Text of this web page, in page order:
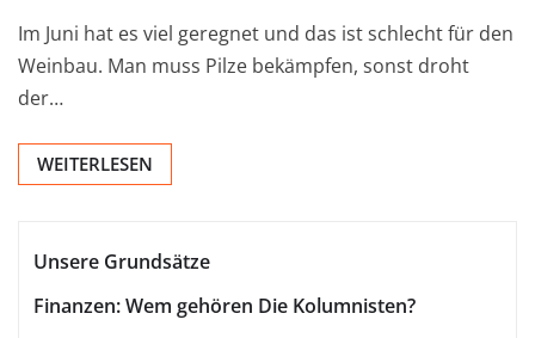
Im Juni hat es viel geregnet und das ist schlecht für den
Weinbau. Man muss Pilze bekämpfen, sonst droht
der…
WEITERLESEN
Unsere Grundsätze
Finanzen: Wem gehören Die Kolumnisten?